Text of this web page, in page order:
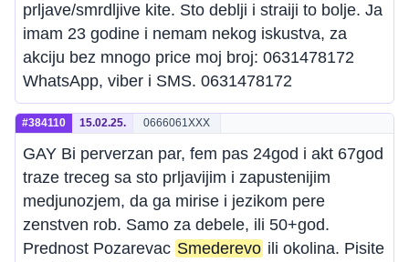
prljave/smrdljive kite. Sto deblji i straiji to bolje. Ja
imam 23 godine i nemam nekog iskustva, za
akciju bez mnogo price moj broj: 0631478172
WhatsApp, viber i SMS. 0631478172
#384110 15.02.25. 0666061XXX
GAY Bi perverzan par, fem pas 24god i akt 67god
traze treceg sa sto prljavijim i zapustenijim
medjunozjem, da ga mirise i jezikom pere
zenstven rob. Samo za debele, ili 50+god.
Prednost Pozarevac Smederevo ili okolina. Pisite